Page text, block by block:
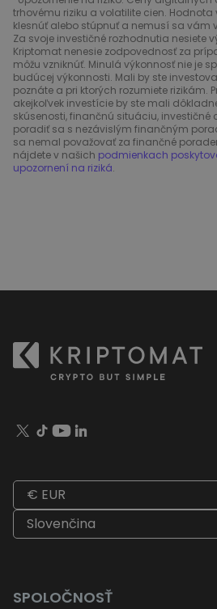
trhovému riziku a volatilite cien. Hodnota
klesnúť alebo stúpnuť a nemusí sa vám
Za svoje investičné rozhodnutia nesiete
Kriptomat nenesie zodpovednosť za
môžu vzniknúť. Minulá výkonnosť nie je
budúcej výkonnosti. Mali by ste
poznáte a pri ktorých rozumiete rizikám.
akejkoľvek investície by ste mali
skúsenosti, finančnú situáciu, investičné
poradiť sa s nezávislým finančným
sa nemal považovať za finančné
nájdete v našich podmienkach
upozornení na riziká.
€ EUR
Slovenčina
SPOLOČNOSŤ